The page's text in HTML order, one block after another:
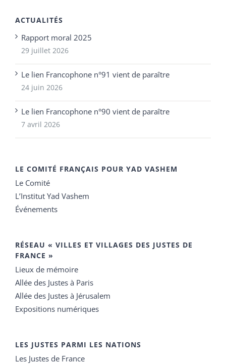
ACTUALITÉS
Rapport moral 2025
29 juillet 2026
Le lien Francophone n°91 vient de paraître
24 juin 2026
Le lien Francophone n°90 vient de paraître
7 avril 2026
LE COMITÉ FRANÇAIS POUR YAD VASHEM
Le Comité
L’Institut Yad Vashem
Événements
RÉSEAU « VILLES ET VILLAGES DES JUSTES DE
FRANCE »
Lieux de mémoire
Allée des Justes à Paris
Allée des Justes à Jérusalem
Expositions numériques
LES JUSTES PARMI LES NATIONS
Les Justes de France